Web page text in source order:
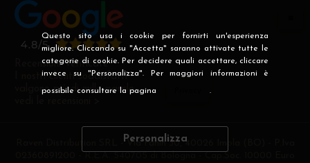
Questo sito usa i cookie per fornirti un'esperienza
migliore. Cliccando su "Accetta" saranno attivate tutte le
categorie di cookie. Per decidere quali accettare, cliccare
invece su "Personalizza". Per maggiori informazioni è
possibile consultare la pagina .
Personalizza
Recensioni Verificate
I nostri clienti soddisfatti
valgono più di mille parole
Raven Distribution SRL - Via Fanin 30, 40026 Imola (BO) - P.Iva